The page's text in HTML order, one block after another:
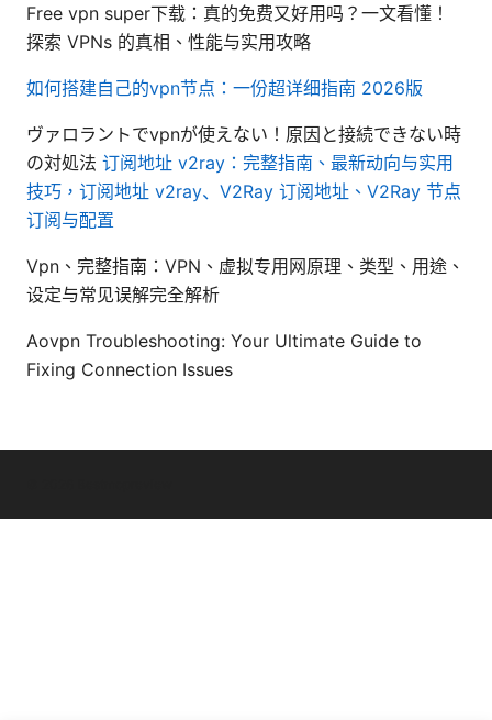
Free vpn super下载：真的免费又好用吗？一文看懂！
探索 VPNs 的真相、性能与实用攻略
如何搭建自己的vpn节点：一份超详细指南 2026版
ヴァロラントでvpnが使えない！原因と接続できない時
の対処法 订阅地址 v2ray：完整指南、最新动向与实用
技巧，订阅地址 v2ray、V2Ray 订阅地址、V2Ray 节点
订阅与配置
Vpn、完整指南：VPN、虚拟专用网原理、类型、用途、
设定与常见误解完全解析
Aovpn Troubleshooting: Your Ultimate Guide to
Fixing Connection Issues